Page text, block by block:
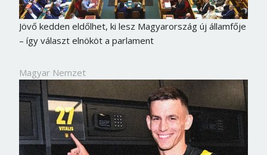
Jövő kedden eldőlhet, ki lesz Magyarország új államfője
– így választ elnököt a parlament
Magyar Nemzet